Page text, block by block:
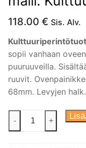
118.00 € Sis. Alv.
sopii vanhaan
puuruuveilla.
ruuvit.
68mm. Levyjen
Ovenpainike
- +